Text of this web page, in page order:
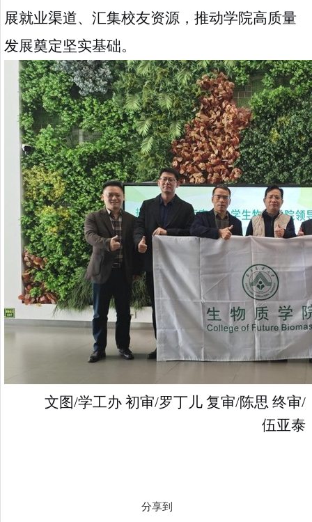
展就业渠道、汇集校友资源，推动学院高质量
发展奠定坚实基础。
文图/学工办 初审/罗丁儿 复审/陈思 终审/
伍亚泰
分享到